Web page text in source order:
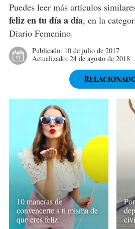
Puedes leer más artículos
feliz en tu día a día, en la
Diario Femenino.
Publicado: 10 de julio de 2017
Actualizado: 24 de agosto de 2018
10 maneras de
convencerte a ti misma de
que eres feliz